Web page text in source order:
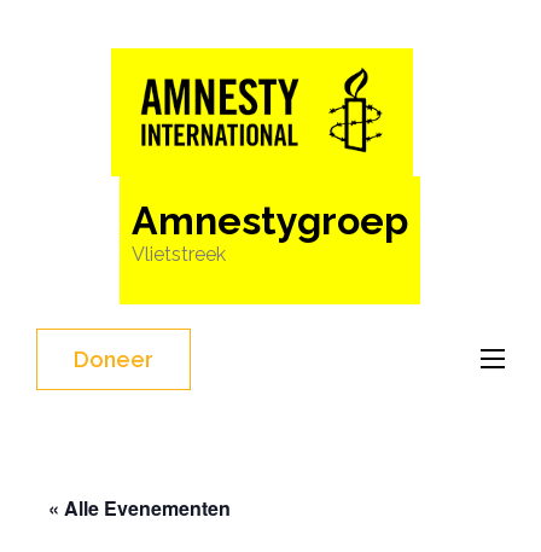
Amnestygroep
Vlietstreek
Doneer
« Alle Evenementen